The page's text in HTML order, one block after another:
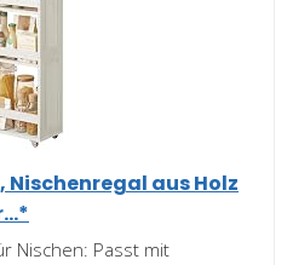
Nischenregal aus Holz
Nischen: Passt mit